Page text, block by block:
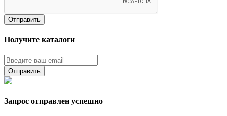
Получите каталоги
Запрос отправлен успешно